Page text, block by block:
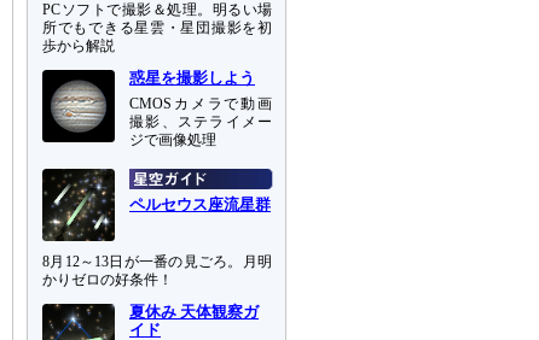
PCソフトで撮影＆処理。明るい場
所でもできる星雲・星団撮影を初
歩から解説
惑星を撮影しよう
CMOSカメラで動画
撮影、ステライメー
ジで画像処理
ペルセウス座流星群
8月12～13日が一番の見ごろ。月明
かりゼロの好条件！
夏休み 天体観察ガ
イド